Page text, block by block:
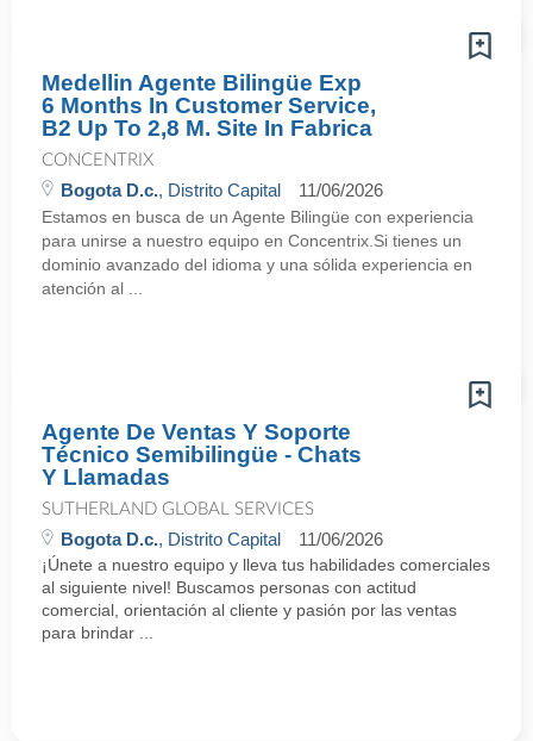
Medellin Agente Bilingüe Exp
6 Months In Customer Service,
B2 Up To 2,8 M. Site In Fabrica
CONCENTRIX
Bogota D.c., Distrito Capital 11/06/2026
Estamos en busca de un Agente Bilingüe con experiencia
para unirse a nuestro equipo en Concentrix.Si tienes un
dominio avanzado del idioma y una sólida experiencia en
atención al ...
Agente De Ventas Y Soporte
Técnico Semibilingüe - Chats
Y Llamadas
SUTHERLAND GLOBAL SERVICES
Bogota D.c., Distrito Capital 11/06/2026
¡Únete a nuestro equipo y lleva tus habilidades comerciales
al siguiente nivel! Buscamos personas con actitud
comercial, orientación al cliente y pasión por las ventas
para brindar ...